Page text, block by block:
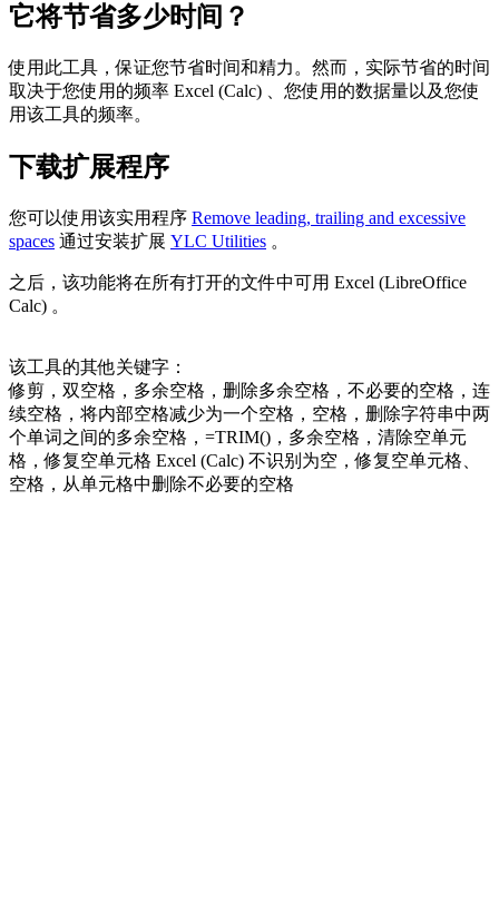
它将节省多少时间？
使用此工具，保证您节省时间和精力。然而，实际节省的时间
取决于您使用的频率 Excel (Calc) 、您使用的数据量以及您使
用该工具的频率。
下载扩展程序
您可以使用该实用程序 Remove leading, trailing and excessive
spaces 通过安装扩展 YLC Utilities 。
之后，该功能将在所有打开的文件中可用 Excel (LibreOffice
Calc) 。
该工具的其他关键字：
修剪，双空格，多余空格，删除多余空格，不必要的空格，连
续空格，将内部空格减少为一个空格，空格，删除字符串中两
个单词之间的多余空格，=TRIM()，多余空格，清除空单元
格，修复空单元格 Excel (Calc) 不识别为空，修复空单元格、
空格，从单元格中删除不必要的空格